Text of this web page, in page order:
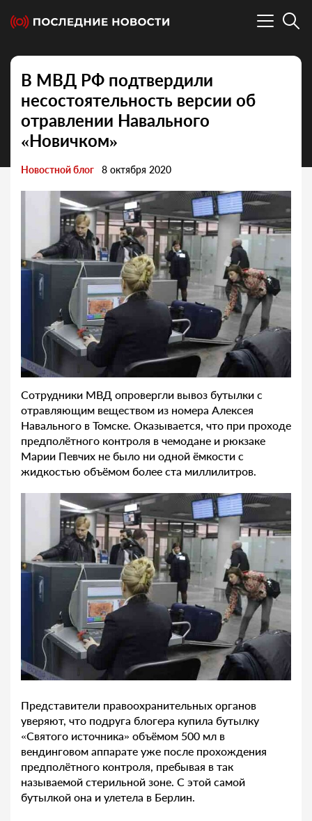
В МВД РФ подтвердили
несостоятельность версии об
отравлении Навального
«Новичком»
Новостной блог 8 октября 2020
Сотрудники МВД опровергли вывоз бутылки с
отравляющим веществом из номера Алексея
Навального в Томске. Оказывается, что при проходе
предполётного контроля в чемодане и рюкзаке
Марии Певчих не было ни одной ёмкости с
жидкостью объёмом более ста миллилитров.
Представители правоохранительных органов
уверяют, что подруга блогера купила бутылку
«Святого источника» объёмом 500 мл в
вендинговом аппарате уже после прохождения
предполётного контроля, пребывая в так
называемой стерильной зоне. С этой самой
бутылкой она и улетела в Берлин.